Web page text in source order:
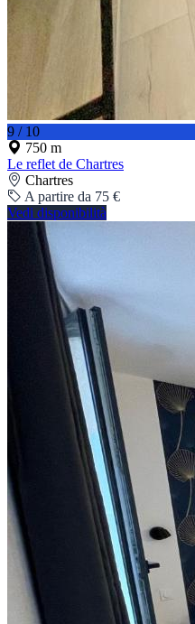
9 / 10
750 m
Le reflet de Chartres
Chartres
A partire da 75 €
Vedi disponibilità